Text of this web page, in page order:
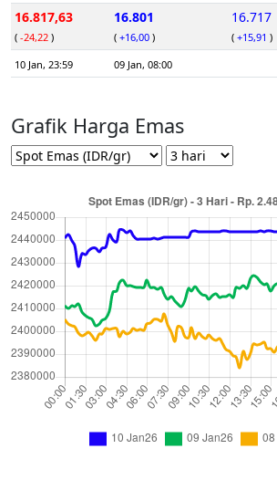
16.817,63
( -24,22 )
16.801
( +16,00 )
16.717
( +15,91 )
10 Jan, 23:59
09 Jan, 08:00
Grafik Harga Emas